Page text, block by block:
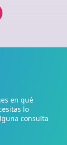
en qué
lo
consulta